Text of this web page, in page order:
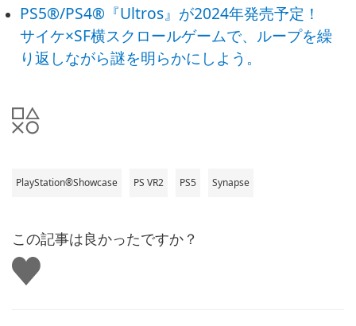
PS5®/PS4®『Ultros』が2024年発売予定！
サイケ×SF横スクロールゲームで、ループを繰
り返しながら謎を明らかにしよう。
PlayStation®Showcase PS VR2 PS5 Synapse
この記事は良かったですか？
い
い